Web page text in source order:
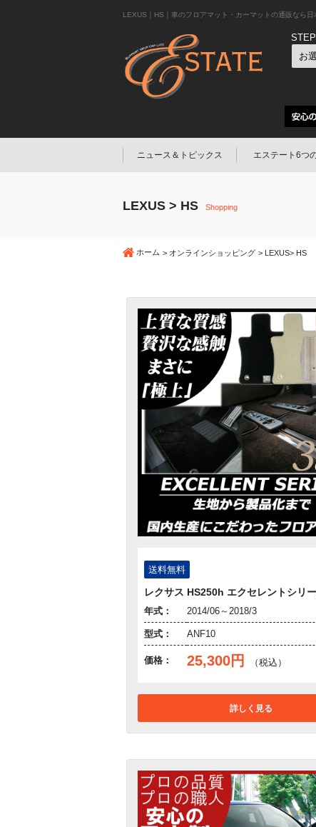
LEXUS｜HS｜車のフロアマット・カーマットの通販なら日
ニュース＆トピックス エステート6つ
LEXUS > HS Shopping
ホーム オンラインショッピング LEXUS HS
送料無料
レクサス HS250h エクセレントシリ
年式： 2014/06～2018/3
型式： ANF10
価格： 25,300円 （税込）
詳しく見る